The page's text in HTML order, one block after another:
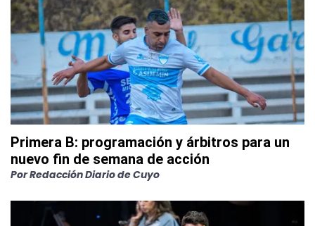
Primera B: programación y árbitros para un
nuevo fin de semana de acción
PorRedacción Diario de Cuyo